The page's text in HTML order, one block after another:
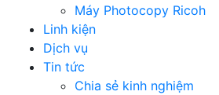
Máy Photocopy Ricoh
Linh kiện
Dịch vụ
Tin tức
Chia sẻ kinh nghiệm